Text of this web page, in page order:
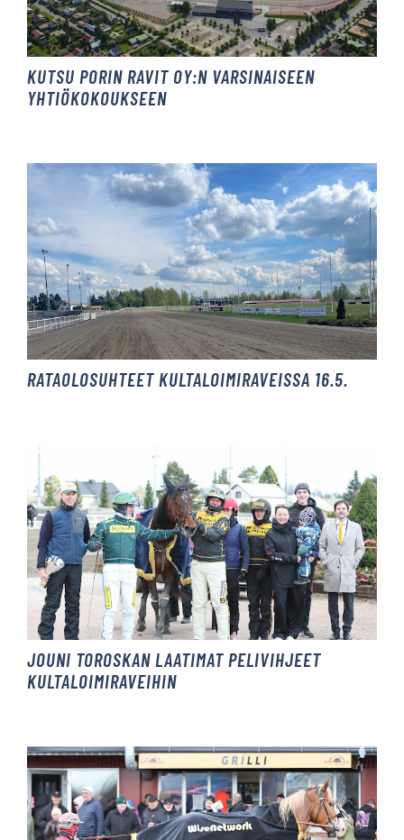
KUTSU PORIN RAVIT OY:N VARSINAISEEN
YHTIÖKOKOUKSEEN
RATAOLOSUHTEET KULTALOIMIRAVEISSA 16.5.
JOUNI TOROSKAN LAATIMAT PELIVIHJEET
KULTALOIMIRAVEIHIN